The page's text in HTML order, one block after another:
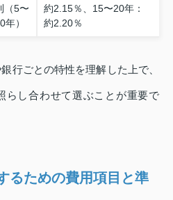
（5〜
年）
約2.15％、15〜20年：
約2.20％
行ごとの特性を理解した上で、
らし合わせて選ぶことが重要で
るための費用項目と準